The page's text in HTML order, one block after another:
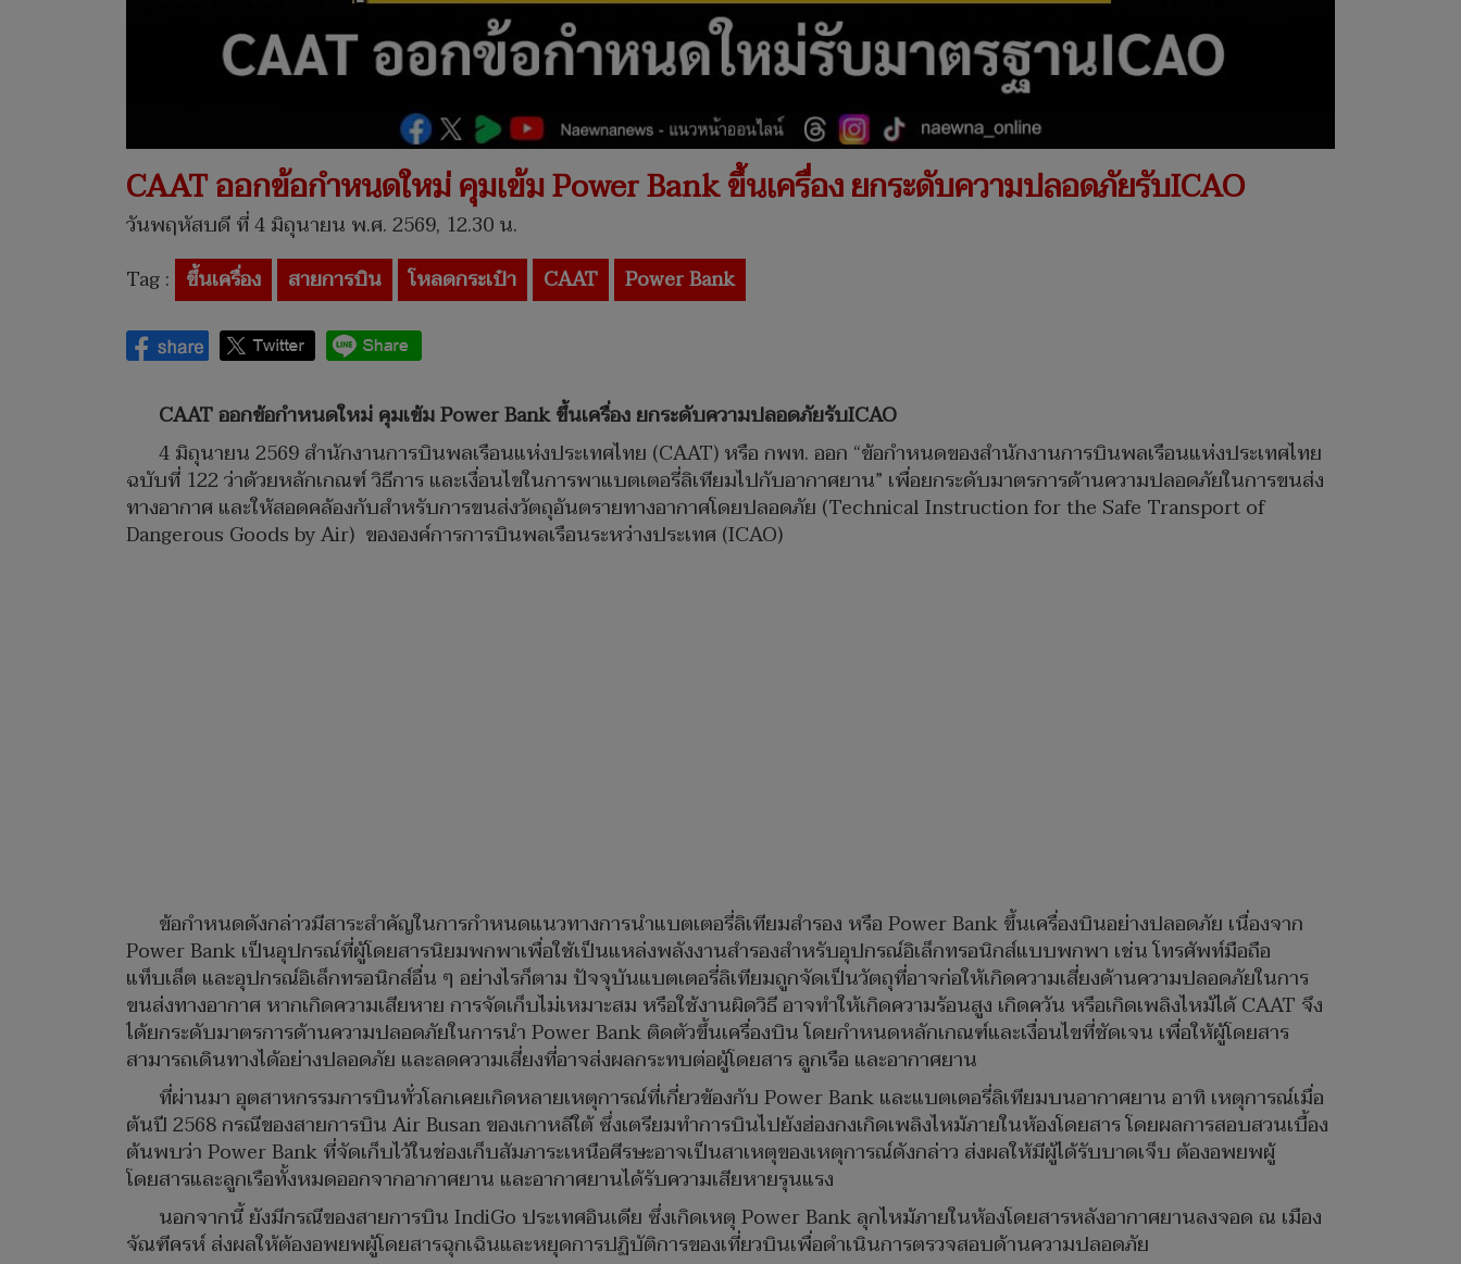
CAAT ออกข้อกำหนดใหม่ คุมเข้ม Power Bank ขึ้นเครื่อง ยกระดับความปลอดภัยรับICAO
วันพฤหัสบดี ที่ 4 มิถุนายน พ.ศ. 2569, 12.30 น.
Tag : ขึ้นเครื่อง สายการบิน โหลดกระเป๋า CAAT Power Bank
CAAT ออกข้อกำหนดใหม่ คุมเข้ม Power Bank ขึ้นเครื่อง ยกระดับความปลอดภัยรับICAO
4 มิถุนายน 2569 สำนักงานการบินพลเรือนแห่งประเทศไทย (CAAT) หรือ กพท. ออก “ข้อกำหนดของสำนักงานการบินพลเรือนแห่งประเทศไทย
ฉบับที่ 122 ว่าด้วยหลักเกณฑ์ วิธีการ และเงื่อนไขในการพาแบตเตอรี่ลิเทียมไปกับอากาศยาน” เพื่อยกระดับมาตรการด้านความปลอดภัยในการขนส่ง
ทางอากาศ และให้สอดคล้องกับสำหรับการขนส่งวัตถุอันตรายทางอากาศโดยปลอดภัย (Technical Instruction for the Safe Transport of
Dangerous Goods by Air) ขององค์การการบินพลเรือนระหว่างประเทศ (ICAO)
ข้อกำหนดดังกล่าวมีสาระสำคัญในการกำหนดแนวทางการนำแบตเตอรี่ลิเทียมสำรอง หรือ Power Bank ขึ้นเครื่องบินอย่างปลอดภัย เนื่องจาก
Power Bank เป็นอุปกรณ์ที่ผู้โดยสารนิยมพกพาเพื่อใช้เป็นแหล่งพลังงานสำรองสำหรับอุปกรณ์อิเล็กทรอนิกส์แบบพกพา เช่น โทรศัพท์มือถือ
แท็บเล็ต และอุปกรณ์อิเล็กทรอนิกส์อื่น ๆ อย่างไรก็ตาม ปัจจุบันแบตเตอรี่ลิเทียมถูกจัดเป็นวัตถุที่อาจก่อให้เกิดความเสี่ยงด้านความปลอดภัยในการ
ขนส่งทางอากาศ หากเกิดความเสียหาย การจัดเก็บไม่เหมาะสม หรือใช้งานผิดวิธี อาจทำให้เกิดความร้อนสูง เกิดควัน หรือเกิดเพลิงไหม้ได้ CAAT จึง
ได้ยกระดับมาตรการด้านความปลอดภัยในการนำ Power Bank ติดตัวขึ้นเครื่องบิน โดยกำหนดหลักเกณฑ์และเงื่อนไขที่ชัดเจน เพื่อให้ผู้โดยสาร
สามารถเดินทางได้อย่างปลอดภัย และลดความเสี่ยงที่อาจส่งผลกระทบต่อผู้โดยสาร ลูกเรือ และอากาศยาน
ที่ผ่านมา อุตสาหกรรมการบินทั่วโลกเคยเกิดหลายเหตุการณ์ที่เกี่ยวข้องกับ Power Bank และแบตเตอรี่ลิเทียมบนอากาศยาน อาทิ เหตุการณ์เมื่อ
ต้นปี 2568 กรณีของสายการบิน Air Busan ของเกาหลีใต้ ซึ่งเตรียมทำการบินไปยังฮ่องกงเกิดเพลิงไหม้ภายในห้องโดยสาร โดยผลการสอบสวนเบื้อง
ต้นพบว่า Power Bank ที่จัดเก็บไว้ในช่องเก็บสัมภาระเหนือศีรษะอาจเป็นสาเหตุของเหตุการณ์ดังกล่าว ส่งผลให้มีผู้ได้รับบาดเจ็บ ต้องอพยพผู้
โดยสารและลูกเรือทั้งหมดออกจากอากาศยาน และอากาศยานได้รับความเสียหายรุนแรง
นอกจากนี้ ยังมีกรณีของสายการบิน IndiGo ประเทศอินเดีย ซึ่งเกิดเหตุ Power Bank ลุกไหม้ภายในห้องโดยสารหลังอากาศยานลงจอด ณ เมือง
จัณฑีครห์ ส่งผลให้ต้องอพยพผู้โดยสารฉุกเฉินและหยุดการปฏิบัติการของเที่ยวบินเพื่อดำเนินการตรวจสอบด้านความปลอดภัย